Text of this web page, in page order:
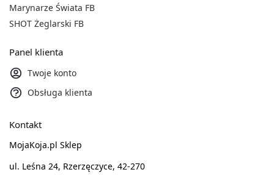
Marynarze Świata FB
SHOT Żeglarski FB
Panel klienta
Twoje konto
Obsługa klienta
Kontakt
MojaKoja.pl Sklep
ul. Leśna 24, Rzerzęczyce, 42-270